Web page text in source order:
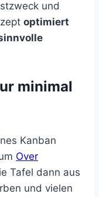
und
optimiert
minimal
Kanban
Over
Tafel dann aus
und vielen